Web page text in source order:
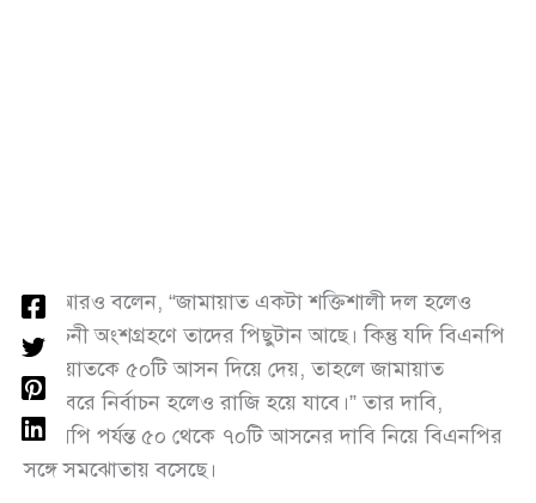
মঞ্জু আরও বলেন, “জামায়াত একটা শক্তিশালী দল হলেও
নির্বাচনী অংশগ্রহণে তাদের পিছুটান আছে। কিন্তু যদি বিএনপি
জামায়াতকে ৫০টি আসন দিয়ে দেয়, তাহলে জামায়াত
অক্টোবরে নির্বাচন হলেও রাজি হয়ে যাবে।” তার দাবি,
এনসিপি পর্যন্ত ৫০ থেকে ৭০টি আসনের দাবি নিয়ে বিএনপির
সঙ্গে সমঝোতায় বসেছে।